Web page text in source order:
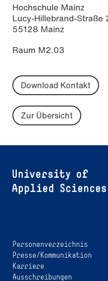
Hochschule Mainz
Lucy-Hillebrand-Straße
55128 Mainz
Raum M2.03
Download Kontakt
Zur Übersicht
Personenverzeichnis
Presse/Kommunikation
Karriere
Ausschreibungen